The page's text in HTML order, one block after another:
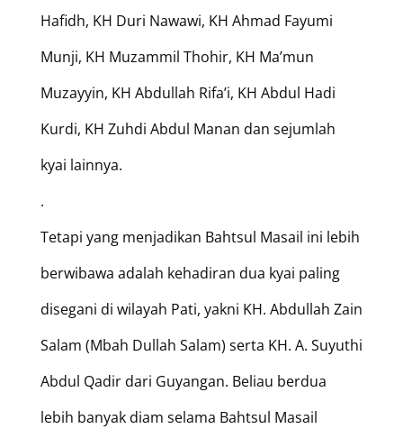
Hafidh, KH Duri Nawawi, KH Ahmad Fayumi
Munji, KH Muzammil Thohir, KH Ma’mun
Muzayyin, KH Abdullah Rifa’i, KH Abdul Hadi
Kurdi, KH Zuhdi Abdul Manan dan sejumlah
kyai lainnya.
.
Tetapi yang menjadikan Bahtsul Masail ini lebih
berwibawa adalah kehadiran dua kyai paling
disegani di wilayah Pati, yakni KH. Abdullah Zain
Salam (Mbah Dullah Salam) serta KH. A. Suyuthi
Abdul Qadir dari Guyangan. Beliau berdua
lebih banyak diam selama Bahtsul Masail